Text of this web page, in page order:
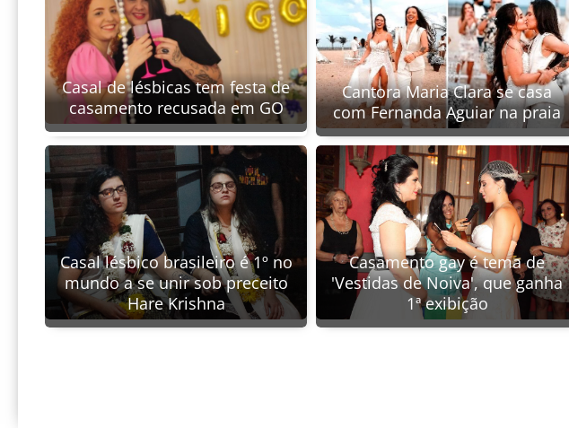
Casal de lésbicas tem festa de
casamento recusada em GO
Cantora Maria Clara se casa
com Fernanda Aguiar na praia
Casal lésbico brasileiro é 1º no
mundo a se unir sob preceito
Hare Krishna
Casamento gay é tema de
'Vestidas de Noiva', que ganha
1ª exibição